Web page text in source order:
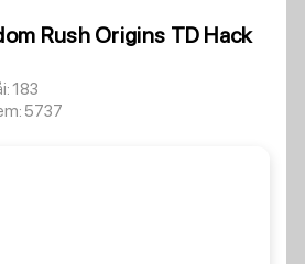
Rush Origins TD Hack
183
5737